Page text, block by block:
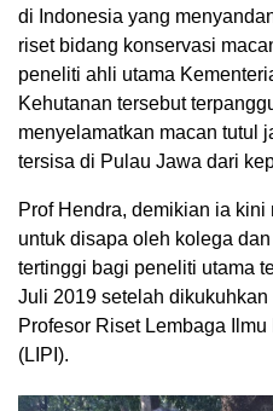
di Indonesia yang
riset bidang konservasi
peneliti ahli utama
Kehutanan tersebut
menyelamatkan macan tutul
tersisa di Pulau Jawa dari
Prof Hendra, demikian ia
untuk disapa oleh kolega
tertinggi bagi peneliti utama
Juli 2019 setelah
Profesor Riset Lembaga
(LIPI).